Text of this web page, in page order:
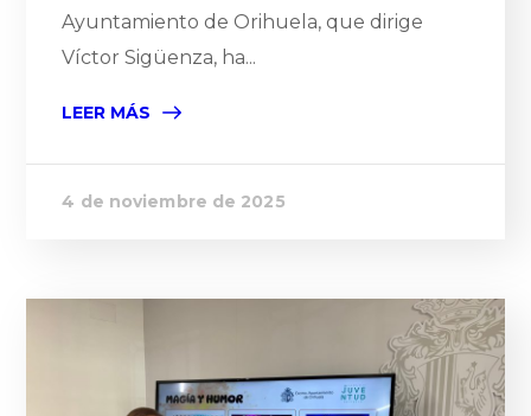
Ayuntamiento de Orihuela, que dirige
Víctor Sigüenza, ha...
LEER MÁS
4 de noviembre de 2025